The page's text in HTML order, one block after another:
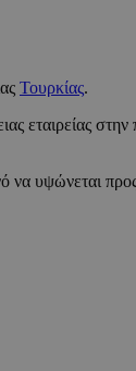
Τουρκίας.
εταιρείας
να υψώνεται